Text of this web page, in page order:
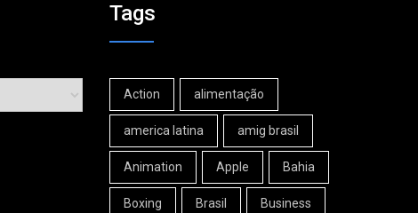
Tags
Action alimentação
america latina amig brasil
Animation Apple Bahia
Boxing Brasil Business